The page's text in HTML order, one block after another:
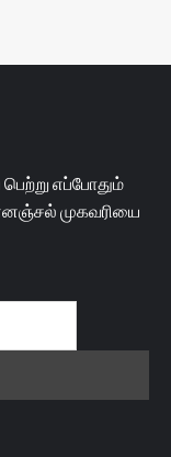
எப்போதும்
முகவரியை